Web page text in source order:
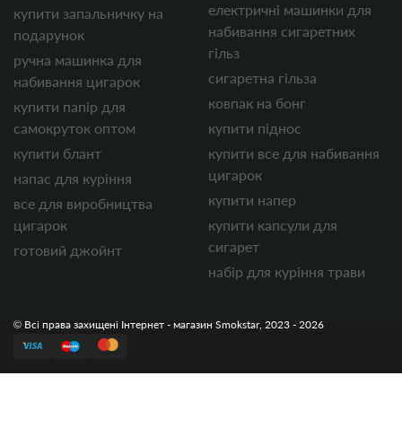
купити запальничку на
подарунок
ручна машинка для
набивання цигарок
купити папір для
самокруток оптом
купити блант
напас для куріння
все для виробництва
цигарок
готовий джойнт
електричні машинки для
набивання сигаретних
гільз
сигаретна гільза
ковпак на бонг
купити піднос
купити все для набивання
цигарок
купити напер
купити капсули для
сигарет
набір для куріння трави
© Всі права захищені Інтернет - магазин Smokstar, 2023 - 2026